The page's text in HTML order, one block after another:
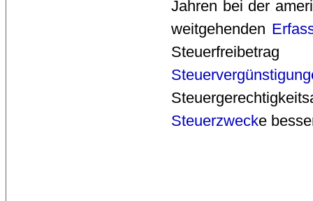
Jahren bei der
weitgehenden
Steuerzwecke